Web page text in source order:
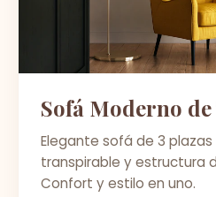
Sofá Moderno de
Elegante sofá de 3
transpirable y estructura
Confort y estilo en uno.